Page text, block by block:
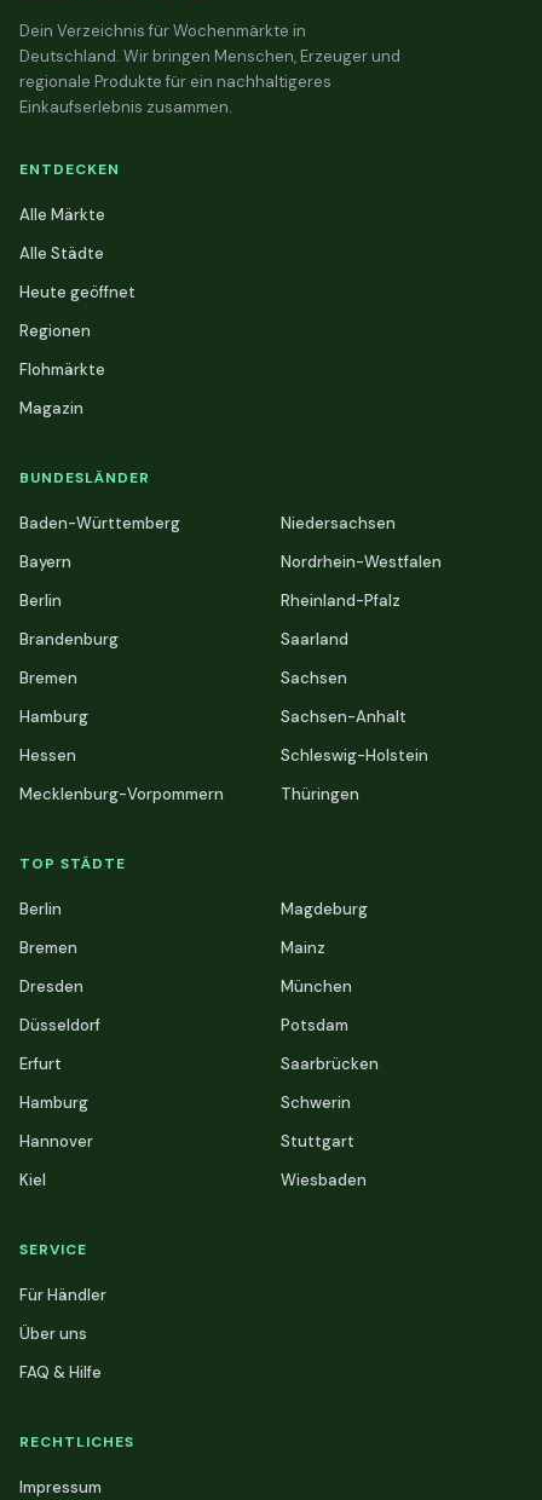
Dein Verzeichnis für Wochenmärkte in
Deutschland. Wir bringen Menschen, Erzeuger und
regionale Produkte für ein nachhaltigeres
Einkaufserlebnis zusammen.
ENTDECKEN
Alle Märkte
Alle Städte
Heute geöffnet
Regionen
Flohmärkte
Magazin
BUNDESLÄNDER
Baden-Württemberg
Bayern
Berlin
Brandenburg
Bremen
Hamburg
Hessen
Mecklenburg-Vorpommern
Niedersachsen
Nordrhein-Westfalen
Rheinland-Pfalz
Saarland
Sachsen
Sachsen-Anhalt
Schleswig-Holstein
Thüringen
TOP STÄDTE
Berlin
Bremen
Dresden
Düsseldorf
Erfurt
Hamburg
Hannover
Kiel
Magdeburg
Mainz
München
Potsdam
Saarbrücken
Schwerin
Stuttgart
Wiesbaden
SERVICE
Für Händler
Über uns
FAQ & Hilfe
RECHTLICHES
Impressum